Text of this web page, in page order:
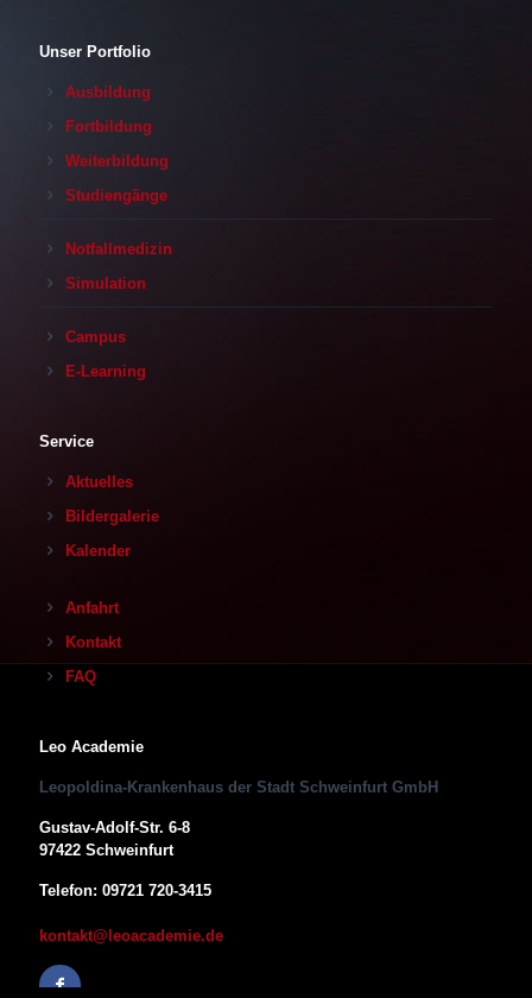
Unser Portfolio
Ausbildung
Fortbildung
Weiterbildung
Studiengänge
Notfallmedizin
Simulation
Campus
E-Learning
Service
Aktuelles
Bildergalerie
Kalender
Anfahrt
Kontakt
FAQ
Leo Academie
Leopoldina-Krankenhaus der Stadt Schweinfurt GmbH
Gustav-Adolf-Str. 6-8
97422 Schweinfurt
Telefon: 09721 720-3415
kontakt@leoacademie.de